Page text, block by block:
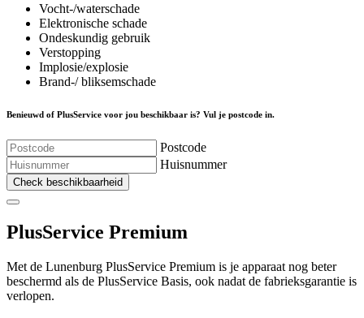
Vocht-/waterschade
Elektronische schade
Ondeskundig gebruik
Verstopping
Implosie/explosie
Brand-/ bliksemschade
Benieuwd of PlusService voor jou beschikbaar is? Vul je postcode in.
Postcode
Huisnummer
Check beschikbaarheid
PlusService Premium
Met de Lunenburg PlusService Premium is je apparaat nog beter
beschermd als de PlusService Basis, ook nadat de fabrieksgarantie is
verlopen.